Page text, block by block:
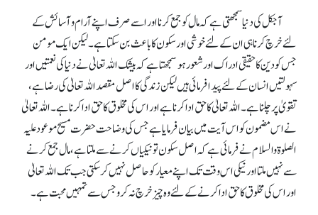
آجکل کی دنیا سمجھتی ہے کہ مال کو جمع کرنا اور اسے صرف اپنے آرام و آسائش کے
لئے خرچ کرنا ہی ان کے لئے خوشی اور سکون کا باعث بن سکتا ہے۔ لیکن ایک مومن
جس کو دین کا حقیقی ادراک اور شعور ہو سمجھتا ہے کہ بیشک اللہ تعالیٰ نے دنیا کی نعمتیں اور
سہولتیں انسان کے لئے پیدا فرمائی ہیں لیکن زندگی کا اصل مقصد اللہ تعالیٰ کی رضا ہے،
تقویٰ پر چلنا ہے۔ اللہ تعالیٰ کا حق ادا کرنا ہے اور اس کی مخلوق کا حق ادا کرنا ہے۔ اللہ تعالیٰ
نے اس مضمون کو اس آیت میں بیان فرمایا ہے جس کی وضاحت حضرت مسیح موعود علیہ
الصلوۃ والسلام نے فرمائی ہے کہ اصل سکون تو نیکیاں کرنے سے ملتا ہے، مال جمع کرنے
سے نہیں ملتا اور نیکی اس وقت تک اپنے معیار کو حاصل نہیں کر سکتی جب تک اللہ تعالیٰ
اور اس کی مخلوق کا حق ادا کرنے کے لئے وہ چیز خرچ نہ کرو جس سے تمہیں محبت ہے۔